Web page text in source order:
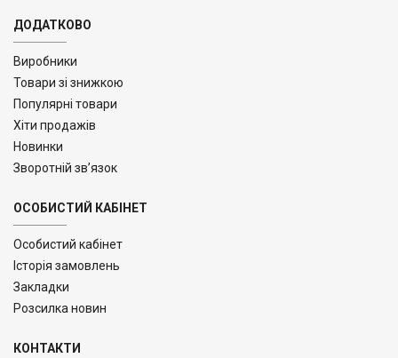
ДОДАТКОВО
Виробники
Товари зі знижкою
Популярні товари
Хіти продажів
Новинки
Зворотній зв’язок
ОСОБИСТИЙ КАБІНЕТ
Особистий кабінет
Історія замовлень
Закладки
Розсилка новин
КОНТАКТИ